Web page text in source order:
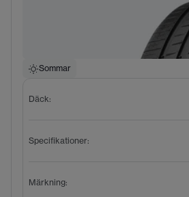
Sommar
Däck:
Specifikationer:
Märkning: